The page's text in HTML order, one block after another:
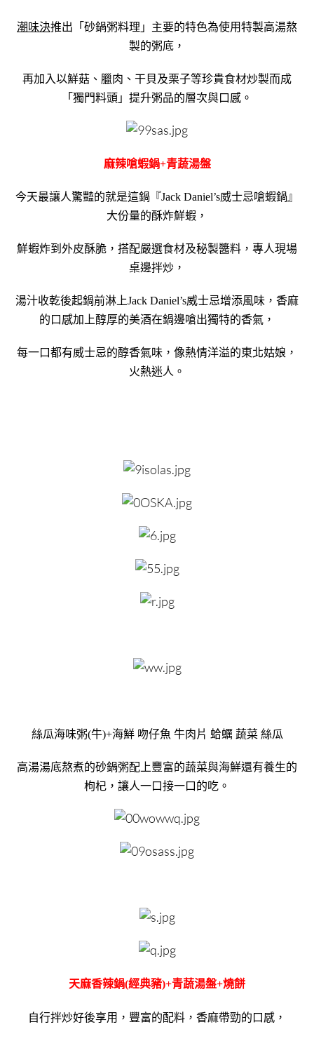
潮味決推出「砂鍋粥料理」主要的特色為使用特製高湯熬
製的粥底，
再加入以鮮菇、臘肉、干貝及栗子等珍貴食材炒製而成
「獨門料頭」提升粥品的層次與口感。
麻辣嗆蝦鍋+青蔬湯盤
今天最讓人驚豔的就是這鍋『Jack Daniel’s威士忌嗆蝦鍋』
大份量的酥炸鮮蝦，
鮮蝦炸到外皮酥脆，搭配嚴選食材及秘製醬料，專人現場
桌邊拌炒，
湯汁收乾後起鍋前淋上Jack Daniel’s威士忌增添風味，香麻
的口感加上醇厚的美酒在鍋邊嗆出獨特的香氣，
每一口都有威士忌的醇香氣味，像熱情洋溢的東北姑娘，
火熱迷人。
絲瓜海味粥(牛)+海鮮 吻仔魚 牛肉片 蛤蠣 蔬菜 絲瓜
高湯湯底熬煮的砂鍋粥配上豐富的蔬菜與海鮮還有養生的
枸杞，讓人一口接一口的吃。
天麻香辣鍋(經典豬)+青蔬湯盤+燒餅
自行拌炒好後享用，豐富的配料，香麻帶勁的口感，